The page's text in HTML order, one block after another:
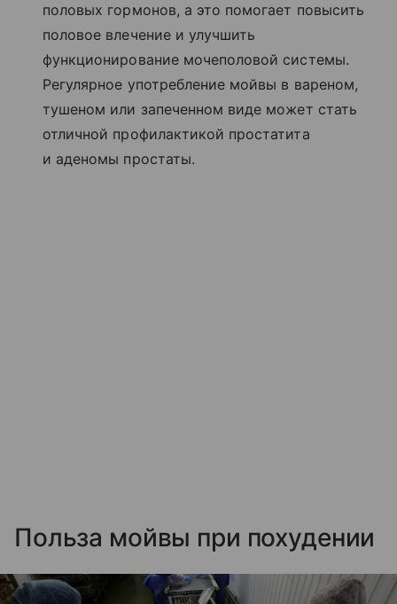
половых гормонов, а это помогает повысить
половое влечение и улучшить
функционирование мочеполовой системы.
Регулярное употребление мойвы в вареном,
тушеном или запеченном виде может стать
отличной профилактикой простатита
и аденомы простаты.
Польза мойвы при похудении